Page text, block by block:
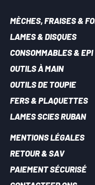
MÈCHES, FRAISES &
LAMES & DISQUES
CONSOMMABLES & EPI
OUTILS À MAIN
OUTILS DE TOUPIE
FERS & PLAQUETTES
LAMES SCIES RUBAN
MENTIONS LÉGALES
RETOUR & SAV
PAIEMENT SÉCURISÉ